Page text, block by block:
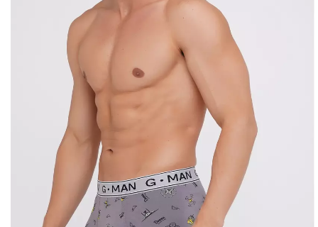
Безшовні легінси з
мікрофібри LEGGINGS 02
(чорний) Giulia
552 грн.789 грн.
Велосипедки з високою
талією TRACKS 01
(чорний) Giulia
384 грн.
549 грн.